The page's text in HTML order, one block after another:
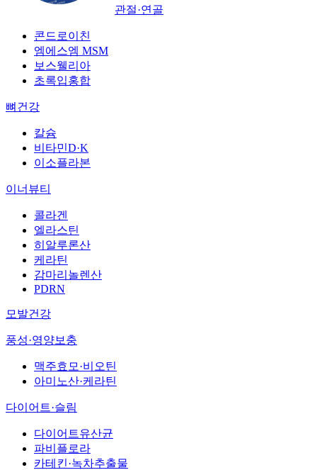
관절·연골
콘드로이친
엠에스엠 MSM
보스웰리아
초록입홍합
뼈건강
칼슘
비타민D·K
이소플라본
이너뷰티
콜라겐
엘라스틴
히알루론산
케라틴
감마리놀렌산
PDRN
모발건강
풍성·영양보충
맥주효모·비오틴
아미노산·케라틴
다이어트·슬림
다이어트유산균
파비플로라
카테킨·녹차추출물